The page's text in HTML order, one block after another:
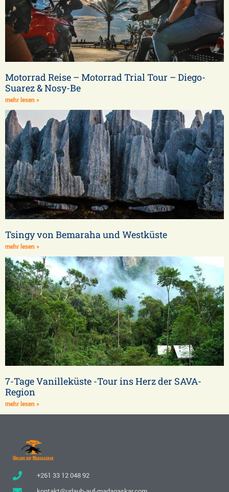
Motorrad Reise – Motorrad Trial Tour – Diego-
Suarez & Nosy-Be
mehr lesen »
Tsingy von Bemaraha und Westküste
mehr lesen »
7-Tage Vanilleküste -Tour ins Herz der SAVA-
Region
mehr lesen »
+261 33 12 048 92